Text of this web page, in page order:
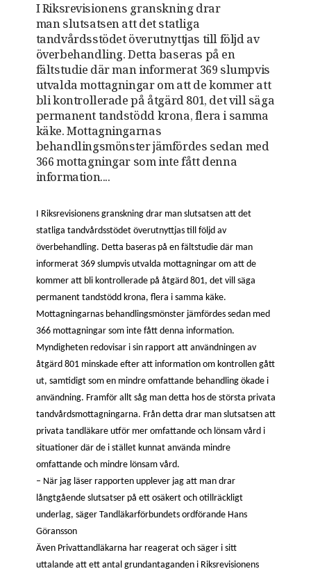
I Riksrevisionens granskning drar
man slutsatsen att det statliga
tandvårdsstödet överutnyttjas till följd av
överbehandling. Detta baseras på en
fältstudie där man informerat 369 slumpvis
utvalda mottagningar om att de kommer att
bli kontrollerade på åtgärd 801, det vill säga
permanent tandstödd krona, flera i samma
käke. Mottagningarnas
behandlingsmönster jämfördes sedan med
366 mottagningar som inte fått denna
information....
I Riksrevisionens granskning drar man slutsatsen att det
statliga tandvårdsstödet överutnyttjas till följd av
överbehandling. Detta baseras på en fältstudie där man
informerat 369 slumpvis utvalda mottagningar om att de
kommer att bli kontrollerade på åtgärd 801, det vill säga
permanent tandstödd krona, flera i samma käke.
Mottagningarnas behandlingsmönster jämfördes sedan med
366 mottagningar som inte fått denna information.
Myndigheten redovisar i sin rapport att användningen av
åtgärd 801 minskade efter att information om kontrollen gått
ut, samtidigt som en mindre omfattande behandling ökade i
användning. Framför allt såg man detta hos de största privata
tandvårdsmottagningarna. Från detta drar man slutsatsen att
privata tandläkare utför mer omfattande och lönsam vård i
situationer där de i stället kunnat använda mindre
omfattande och mindre lönsam vård.
– När jag läser rapporten upplever jag att man drar
långtgående slutsatser på ett osäkert och otillräckligt
underlag, säger Tandläkarförbundets ordförande Hans
Göransson
Även Privattandläkarna har reagerat och säger i sitt
uttalande att ett antal grundantaganden i Riksrevisionens